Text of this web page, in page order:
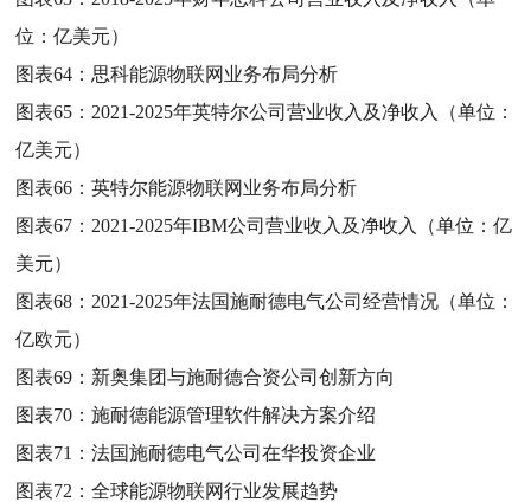
位：亿美元）
图表64： 思科能源物联网业务布局分析
图表65： 2021-2025年英特尔公司营业收入及净收入（单位：
亿美元）
图表66：英特尔能源物联网业务布局分析
图表67： 2021-2025年IBM公司营业收入及净收入（单位：亿
美元）
图表68： 2021-2025年法国施耐德电气公司经营情况（单位：
亿欧元）
图表69： 新奥集团与施耐德合资公司创新方向
图表70：施耐德能源管理软件解决方案介绍
图表71：法国施耐德电气公司在华投资企业
图表72：全球能源物联网行业发展趋势